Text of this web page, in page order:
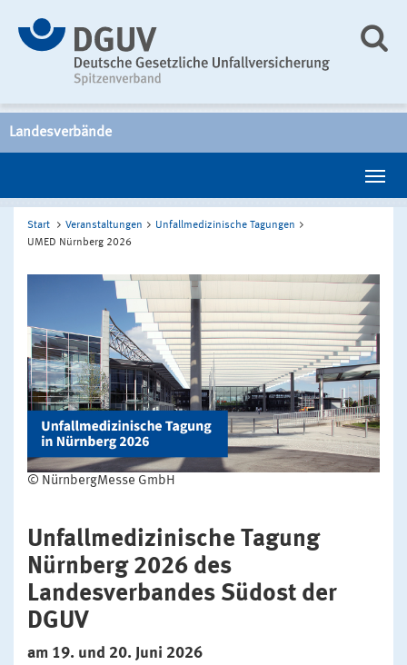
Landesverbände
Start Veranstaltungen
Unfallmedizinische Tagungen
UMED Nürnberg 2026
© NürnbergMesse GmbH
Unfallmedizinische Tagung
Nürnberg 2026 des
Landesverbandes Südost der
DGUV
am 19. und 20. Juni 2026